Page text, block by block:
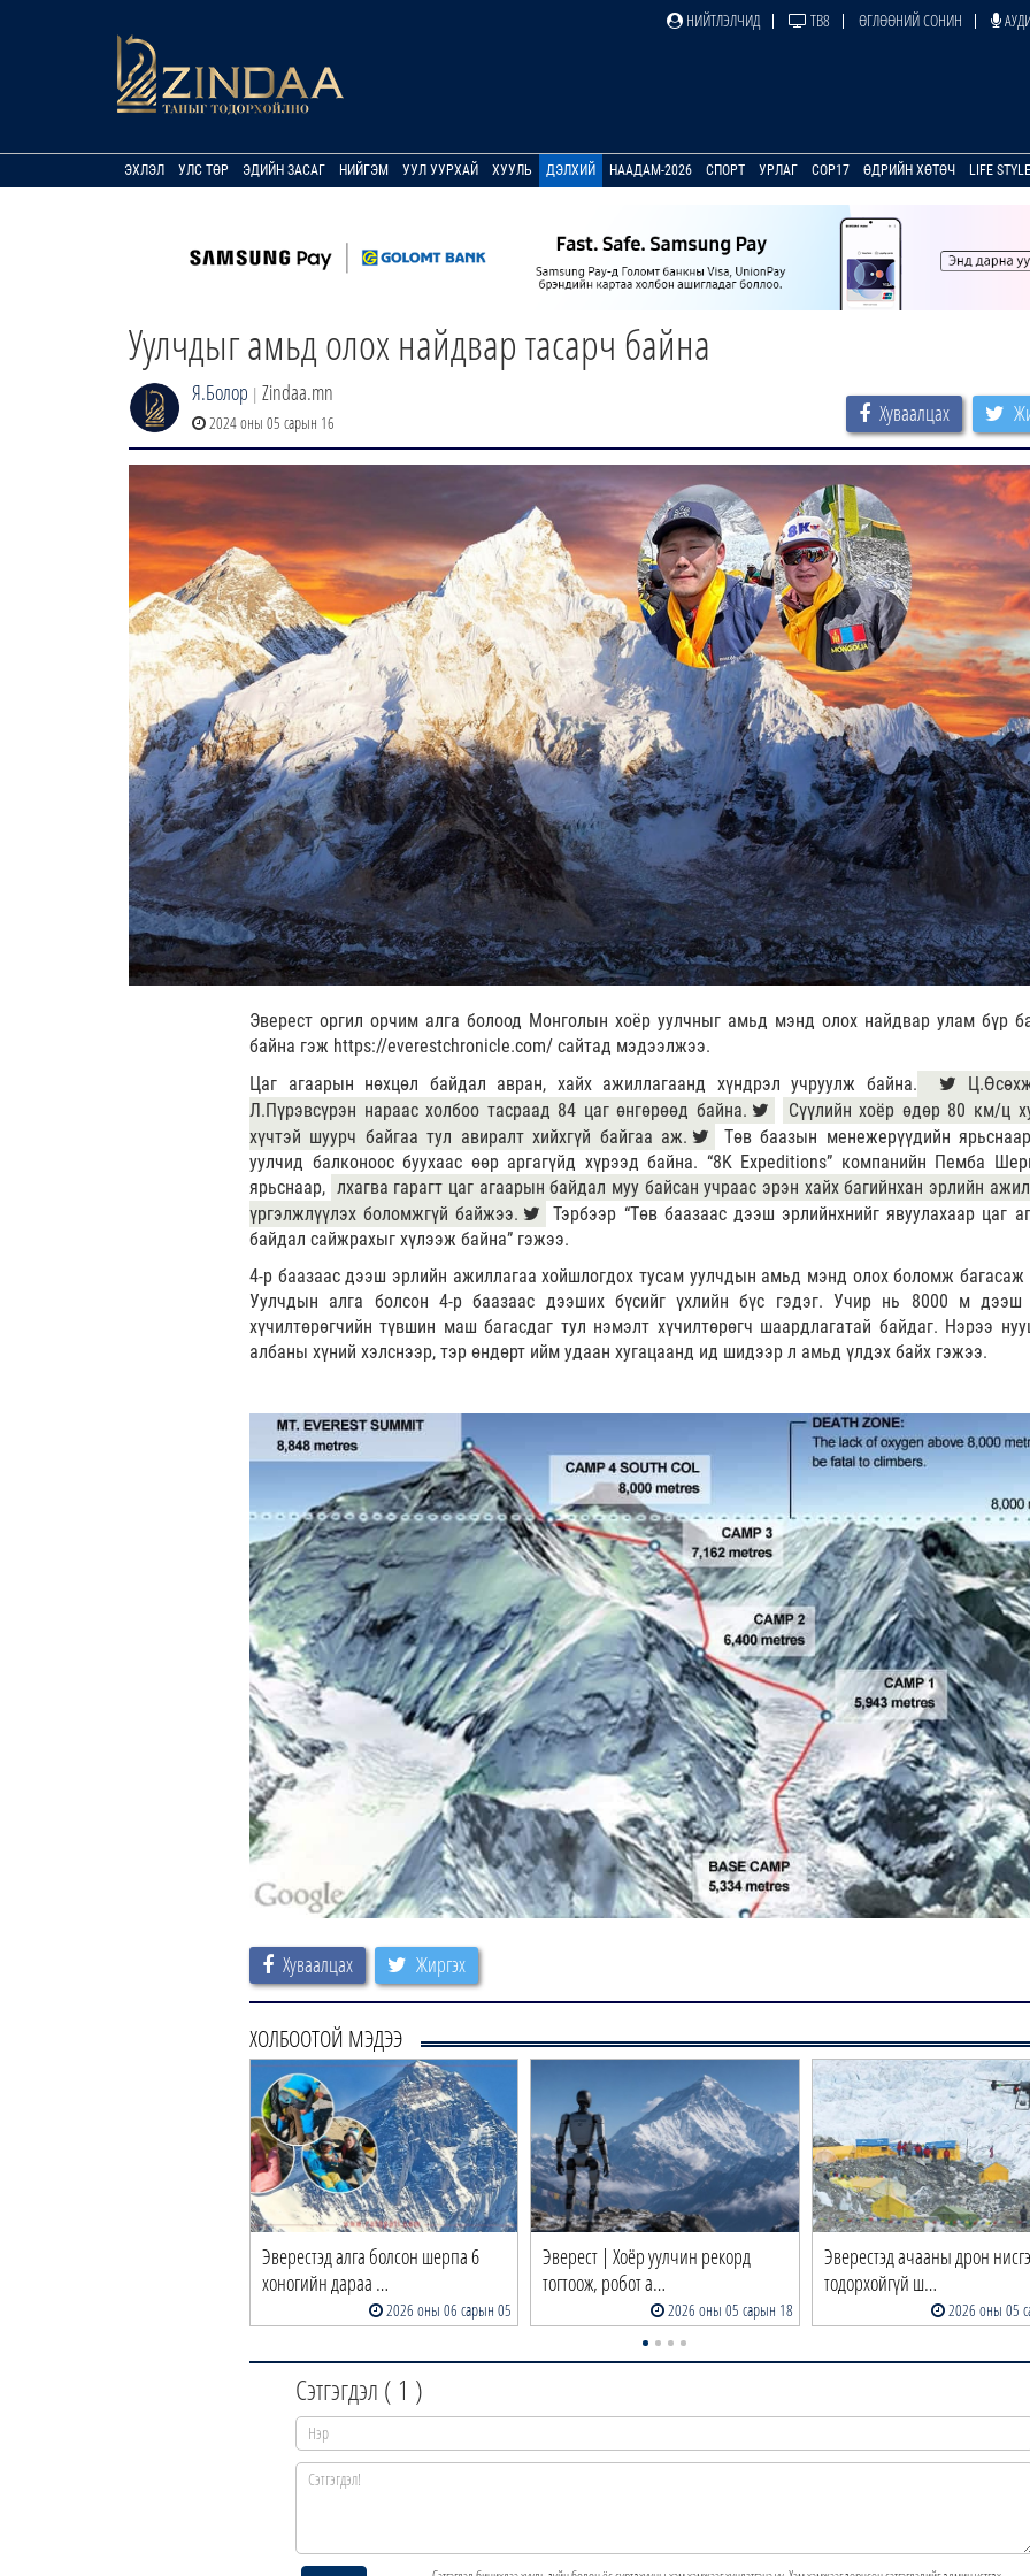
НИЙТЛЭЛЧИД ТВ8 ӨГЛӨӨНИЙ СОНИН
ЭХЛЭЛ УЛС ТӨР ЭДИЙН ЗАСАГ НИЙГЭМ УУЛ УУРХАЙ ХУУЛЬ ДЭЛХИЙ НААДАМ-2026 СПОРТ УРЛАГ COP17 ӨДРИЙН ХӨТӨЧ LIFE STYLE
Уулчдыг амьд олох найдвар тасарч байна
Я.Болор | Zindaa.mn
2024 оны 05 сарын 16 Хуваалцах
Эверест оргил орчим алга болоод Монголын хоёр уулчныг амьд мэнд олох найдвар улам бүр
байна гэж https://everestchronicle.com/ сайтад мэдээлжээ.
Цаг агаарын нөхцөл байдал авран, хайх ажиллагаанд хүндрэл учруулж байна.
Л.Пүрэвсүрэн нараас холбоо тасраад 84 цаг өнгөрөөд байна.
Сүүлийн хоёр өдөр 80 км/ц
хүчтэй шуурч байгаа тул авиралт хийхгүй байгаа аж.
Төв баазын менежерүүдийн
уулчид балконоос буухаас өөр аргагүйд хүрээд байна. “8K Expeditions” компанийн Пемба
ярьснаар, лхагва гарагт цаг агаарын байдал муу байсан учраас эрэн хайх багийнхан эрлийн
үргэлжлүүлэх боломжгүй байжээ.
Тэрбээр “Төв баазаас дээш эрлийнхнийг явуулахаар цаг
байдал сайжрахыг хүлээж байна” гэжээ.
4-р баазаас дээш эрлийн ажиллагаа хойшлогдох тусам уулчдын амьд мэнд олох боломж багасаж
Уулчдын алга болсон 4-р баазаас дээших бүсийг үхлийн бүс гэдэг. Учир нь 8000 м дээш
хүчилтөрөгчийн түвшин маш багасдаг тул нэмэлт хүчилтөрөгч шаардлагатай байдаг. Нэрээ
албаны хүний хэлснээр, тэр өндөрт ийм удаан хугацаанд ид шидээр л амьд үлдэх байх гэжээ.
Хуваалцах Жиргэх
ХОЛБООТОЙ МЭДЭЭ
Эверестэд алга болсон шерпа 6
хоногийн дараа …
2026 оны 06 сарын 05
Эверест | Хоёр уулчин рекорд
тогтоож, робот а…
2026 оны 05 сарын 18
Эверестэд ачааны дрон
тодорхойгүй ш…
2026 оны 05
Сэтгэгдэл ( 1 )